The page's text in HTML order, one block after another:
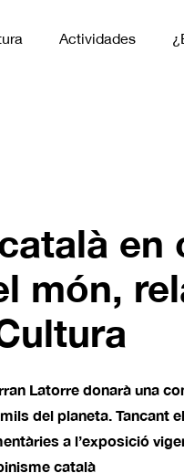
Actividades
en
món,
Latorre donarà una
del planeta. Tancant
a l’exposició
català